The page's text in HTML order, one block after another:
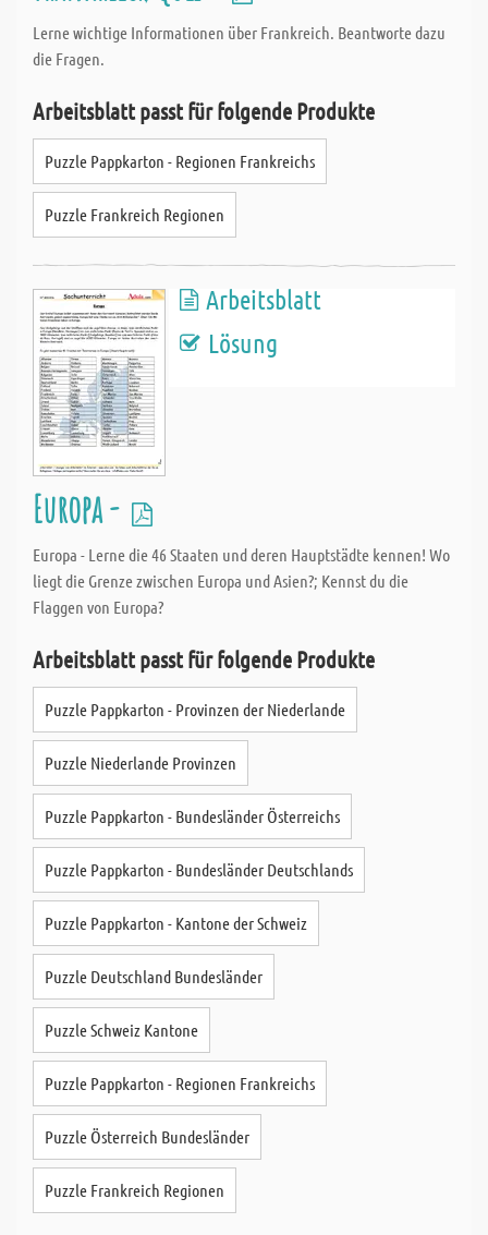
Lerne wichtige Informationen über Frankreich. Beantworte dazu
die Fragen.
Arbeitsblatt passt für folgende Produkte
Puzzle Pappkarton - Regionen Frankreichs
Puzzle Frankreich Regionen
Arbeitsblatt
Lösung
Europa -
Europa - Lerne die 46 Staaten und deren Hauptstädte kennen! Wo
liegt die Grenze zwischen Europa und Asien?; Kennst du die
Flaggen von Europa?
Arbeitsblatt passt für folgende Produkte
Puzzle Pappkarton - Provinzen der Niederlande
Puzzle Niederlande Provinzen
Puzzle Pappkarton - Bundesländer Österreichs
Puzzle Pappkarton - Bundesländer Deutschlands
Puzzle Pappkarton - Kantone der Schweiz
Puzzle Deutschland Bundesländer
Puzzle Schweiz Kantone
Puzzle Pappkarton - Regionen Frankreichs
Puzzle Österreich Bundesländer
Puzzle Frankreich Regionen